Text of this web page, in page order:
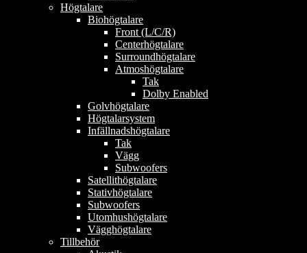
Högtalare
Biohögtalare
Front (L/C/R)
Centerhögtalare
Surroundhögtalare
Atmoshögtalare
Tak
Dolby Enabled
Golvhögtalare
Högtalarsystem
Infällnadshögtalare
Tak
Vägg
Subwoofers
Satellithögtalare
Stativhögtalare
Subwoofers
Utomhushögtalare
Vägghögtalare
Tillbehör